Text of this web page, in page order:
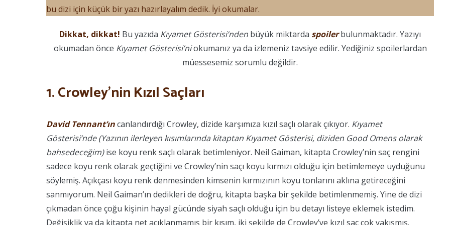
bu dizi için küçük bir yazı hazırlayalım dedik. İyi okumalar.
Dikkat, dikkat! Bu yazıda Kıyamet Gösterisi’nden büyük miktarda spoilerbulunmaktadır. Yazıyı
okumadan önce Kıyamet Gösterisi’niokumanız ya da izlemeniz tavsiye edilir. Yediğiniz spoilerlardan
müessesemiz sorumlu değildir.
1. Crowley’nin Kızıl Saçları
David Tennant’ıncanlandırdığı Crowley, dizide karşımıza kızıl saçlı olarak çıkıyor. Kıyamet
Gösterisi’nde (Yazının ilerleyen kısımlarında kitaptan Kıyamet Gösterisi, diziden Good Omens olarak
bahsedeceğim)ise koyu renk saçlı olarak betimleniyor. Neil Gaiman, kitapta Crowley’nin saç rengini
sadece koyu renk olarak geçtiğini ve Crowley’nin saçı koyu kırmızı olduğu için betimlemeye uyduğunu
söylemiş. Açıkçası koyu renk denmesinden kimsenin kırmızının koyu tonlarını aklına getireceğini
sanmıyorum. Neil Gaiman’ın dedikleri de doğru, kitapta başka bir şekilde betimlenmemiş. Yine de dizi
çıkmadan önce çoğu kişinin hayal gücünde siyah saçlı olduğu için bu detayı listeye eklemek istedim.
Değişiklik ya da kitapta net açıklanmamış bir kısım, iki şekilde de Crowley’ye kızıl saç çok yakışmış.